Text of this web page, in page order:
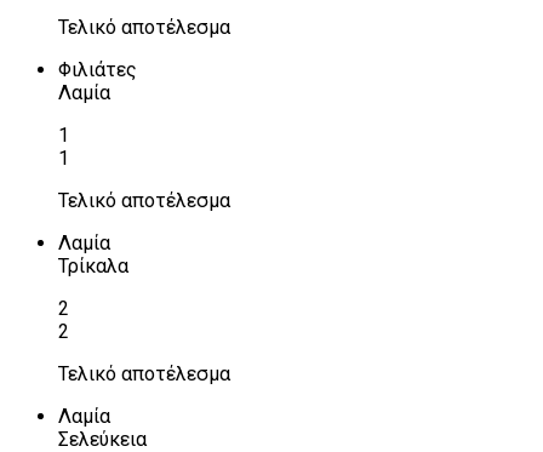
Τελικό αποτέλεσμα
Φιλιάτες
Λαμία
1
1
Τελικό αποτέλεσμα
Λαμία
Τρίκαλα
2
2
Τελικό αποτέλεσμα
Λαμία
Σελεύκεια